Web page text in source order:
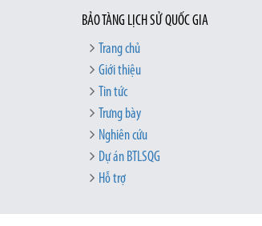
BẢO TÀNG LỊCH SỬ QUỐC GIA
Trang chủ
Giới thiệu
Tin tức
Trưng bày
Nghiên cứu
Dự án BTLSQG
Hỗ trợ